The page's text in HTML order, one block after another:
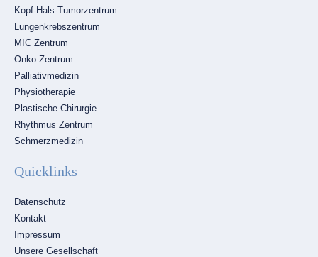
Kopf-Hals-Tumorzentrum
Lungenkrebszentrum
MIC Zentrum
Onko Zentrum
Palliativmedizin
Physiotherapie
Plastische Chirurgie
Rhythmus Zentrum
Schmerzmedizin
Quicklinks
Navigation
überspringen
Datenschutz
Kontakt
Impressum
Unsere Gesellschaft